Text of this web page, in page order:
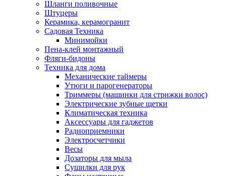
Шланги поливочные
Штуцеры
Керамика, керамогранит
Садовая Техника
Минимойки
Пена-клей монтажный
Фляги-бидоны
Техника для дома
Механические таймеры
Утюги и парогенераторы
Триммеры (машинки для стрижки волос)
Электрические зубные щетки
Климатическая техника
Аксессуары для гаджетов
Радиоприемники
Электросчетчики
Весы
Дозаторы для мыла
Сушилки для рук